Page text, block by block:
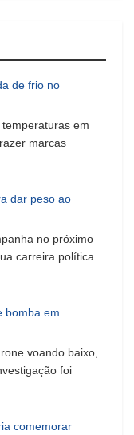
de frio no
em
marcas
dar peso ao
no próximo
carreira política
bomba em
voando baixo,
foi
comemorar